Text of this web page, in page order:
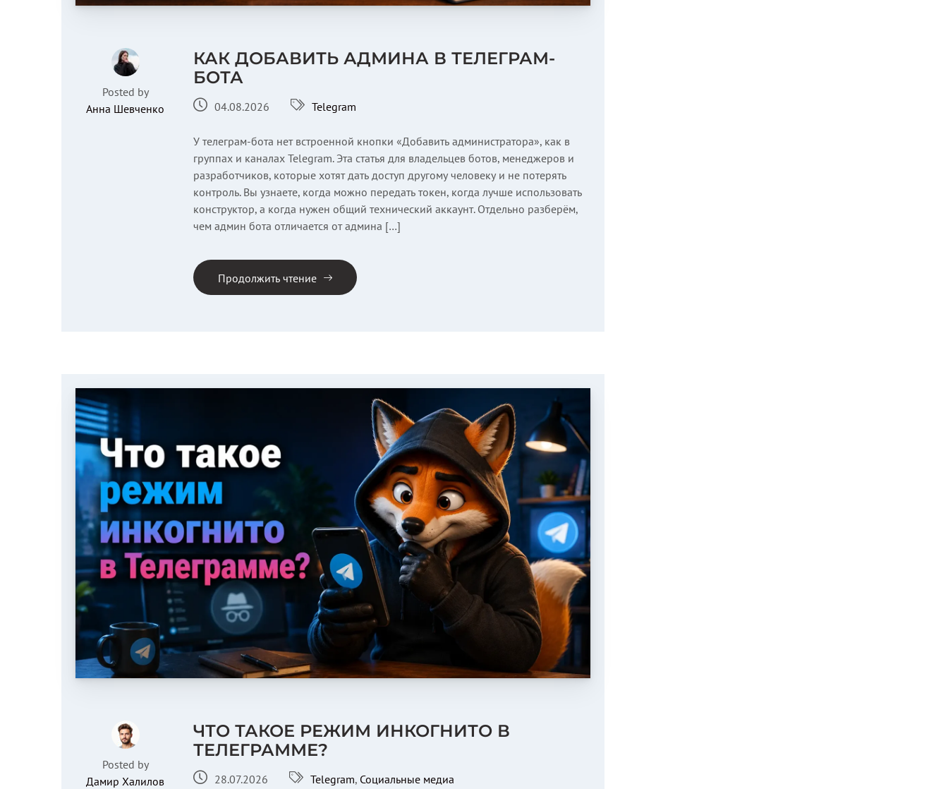
Posted by
Анна Шевченко
КАК ДОБАВИТЬ АДМИНА В ТЕЛЕГРАМ-
БОТА
04.08.2026 Telegram
У телеграм-бота нет встроенной кнопки «Добавить администратора», как в
группах и каналах Telegram. Эта статья для владельцев ботов, менеджеров и
разработчиков, которые хотят дать доступ другому человеку и не потерять
контроль. Вы узнаете, когда можно передать токен, когда лучше использовать
конструктор, а когда нужен общий технический аккаунт. Отдельно разберём,
чем админ бота отличается от админа […]
Продолжить чтение
Posted by
Дамир Халилов
ЧТО ТАКОЕ РЕЖИМ ИНКОГНИТО В
ТЕЛЕГРАММЕ?
28.07.2026 Telegram, Социальные медиа